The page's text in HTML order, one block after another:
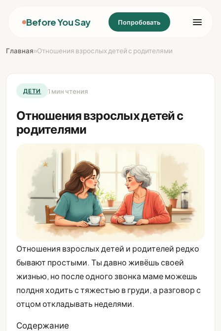
Before You Say Попробовать
Главная»Отношения взрослых детей с родителями
ДЕТИ 1 мин чтения
Отношения взрослых детей с
родителями
Отношения взрослых детей и родителей редко
бывают простыми. Ты давно живёшь своей
жизнью, но после одного звонка маме можешь
полдня ходить с тяжестью в груди, а разговор с
отцом откладывать неделями.
Содержание